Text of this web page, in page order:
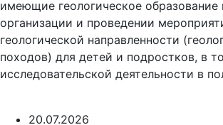
имеющие геологическое образование
организации и проведении
геологической направленности
походов) для детей и подростков, в
исследовательской деятельности в
20.07.2026